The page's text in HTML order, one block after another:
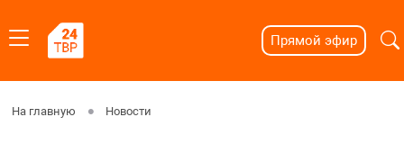
Прямой эфир
На главную Новости